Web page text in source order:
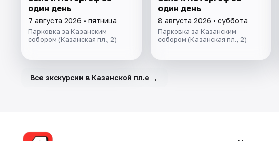
один день
7 августа 2026 • пятница
Парковка за Казанским
собором (Казанская пл., 2)
один день
8 августа 2026 • суббота
Парковка за Казанским
собором (Казанская пл., 2)
Все экскурсии в Казанской пл.е →